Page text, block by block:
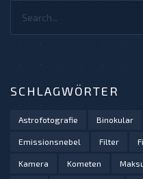
Search...
SCHLAGWÖRTER
Astrofotografie Binokular
Emissionsnebel Filter
Kamera Kometen